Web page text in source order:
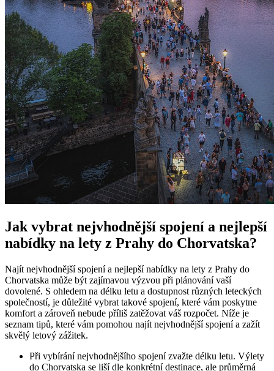
Jak vybrat nejvhodnější spojení a nejlepší
nabídky na lety z Prahy do Chorvatska?
Najít nejvhodnější spojení a nejlepší nabídky na lety z Prahy do
Chorvatska může být zajímavou výzvou při plánování vaší
dovolené. S ohledem na délku letu a dostupnost různých leteckých
společností, je důležité vybrat takové spojení, které vám poskytne
komfort a zároveň nebude příliš zatěžovat váš rozpočet. Níže je
seznam tipů, které vám pomohou najít nejvhodnější spojení a zažít
skvělý letový zážitek.
Při vybírání nejvhodnějšího spojení zvažte délku letu. Výlety
do Chorvatska se liší dle konkrétní destinace, ale průměrná